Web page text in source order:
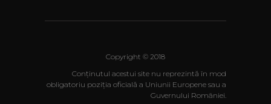
Copyright © 2018
Conţinutul acestui site nu reprezintă în mod
obligatoriu poziţia oficială a Uniunii Europene sau a
Guvernului României.